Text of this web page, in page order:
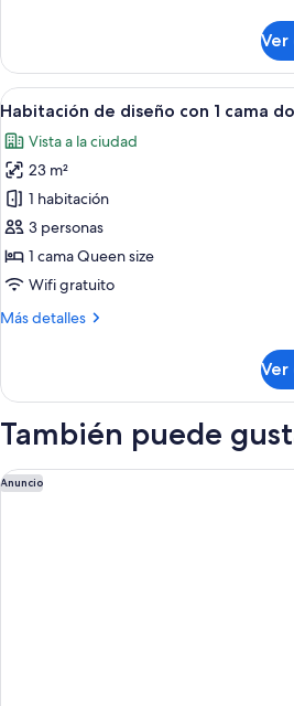
King
size
con
sofá
cama
familiar,
cama
size
con
sofá
cama
Ver
Ver
todas
las
fotos
de
Habitación
de
diseño
1
o
2
24
Habitación de diseño con 1 cama
Vista a la ciudad
23 m²
1 habitación
3 personas
1 cama Queen size
Wifi gratuito
Más detalles
Más
de
con
cama
doble
Ver
También puede
Anuncio
Novotel Barcelona Cornella